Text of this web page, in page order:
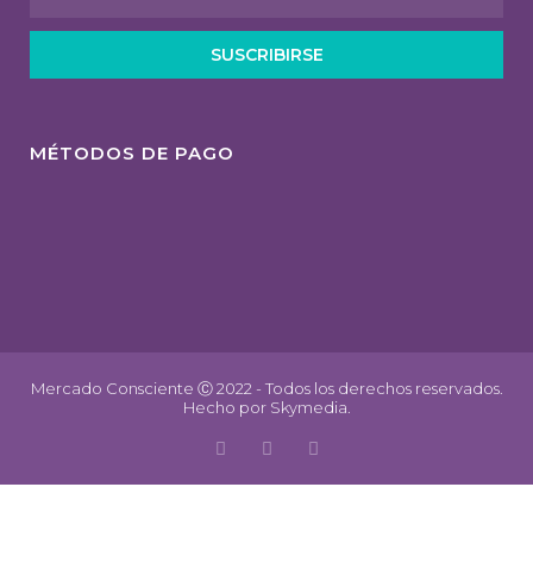
SUSCRIBIRSE
MÉTODOS DE PAGO
Mercado Consciente Ⓒ 2022 - Todos los derechos reservados.
Hecho por Skymedia.